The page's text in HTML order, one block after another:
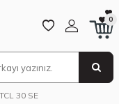
0
TCL 30 SE